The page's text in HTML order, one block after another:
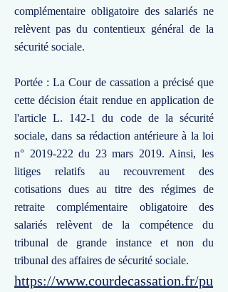
complémentaire obligatoire des salariés ne
relèvent pas du contentieux général de la
sécurité sociale.
Portée : La Cour de cassation a précisé que
cette décision était rendue en application de
l'article L. 142-1 du code de la sécurité
sociale, dans sa rédaction antérieure à la loi
n° 2019-222 du 23 mars 2019. Ainsi, les
litiges relatifs au recouvrement des
cotisations dues au titre des régimes de
retraite complémentaire obligatoire des
salariés relèvent de la compétence du
tribunal de grande instance et non du
tribunal des affaires de sécurité sociale.
https://www.courdecassation.fr/pu